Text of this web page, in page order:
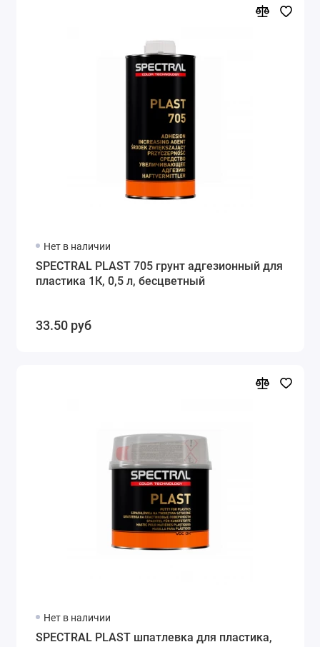
Нет в наличии
SPECTRAL PLAST 705 грунт адгезионный для
пластика 1К, 0,5 л, бесцветный
33.50 руб
Нет в наличии
SPECTRAL PLAST шпатлевка для пластика,